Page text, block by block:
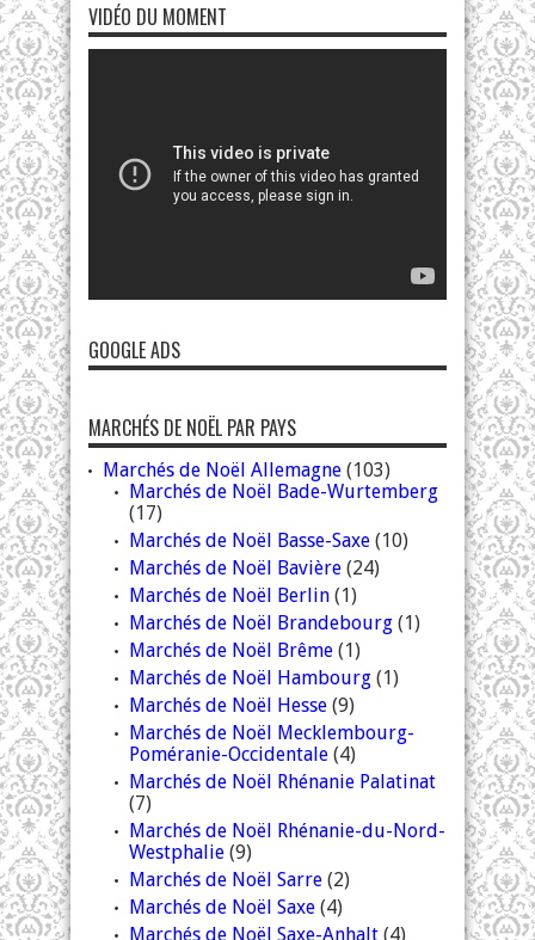
VIDÉO DU MOMENT
GOOGLE ADS
MARCHÉS DE NOËL PAR PAYS
Marchés de Noël Allemagne (103)
Marchés de Noël Bade-Wurtemberg
(17)
Marchés de Noël Basse-Saxe (10)
Marchés de Noël Bavière (24)
Marchés de Noël Berlin (1)
Marchés de Noël Brandebourg (1)
Marchés de Noël Brême (1)
Marchés de Noël Hambourg (1)
Marchés de Noël Hesse (9)
Marchés de Noël Mecklembourg-
Poméranie-Occidentale (4)
Marchés de Noël Rhénanie Palatinat
(7)
Marchés de Noël Rhénanie-du-Nord-
Westphalie (9)
Marchés de Noël Sarre (2)
Marchés de Noël Saxe (4)
Marchés de Noël Saxe-Anhalt (4)